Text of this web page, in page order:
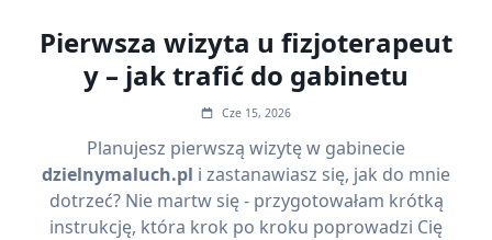
Pierwsza wizyta u fizjoterapeut
y – jak trafić do gabinetu
Cze 15, 2026
Planujesz pierwszą wizytę w gabinecie
dzielnymaluch.pl i zastanawiasz się, jak do mnie
dotrzeć? Nie martw się - przygotowałam krótką
instrukcję, która krok po kroku poprowadzi Cię